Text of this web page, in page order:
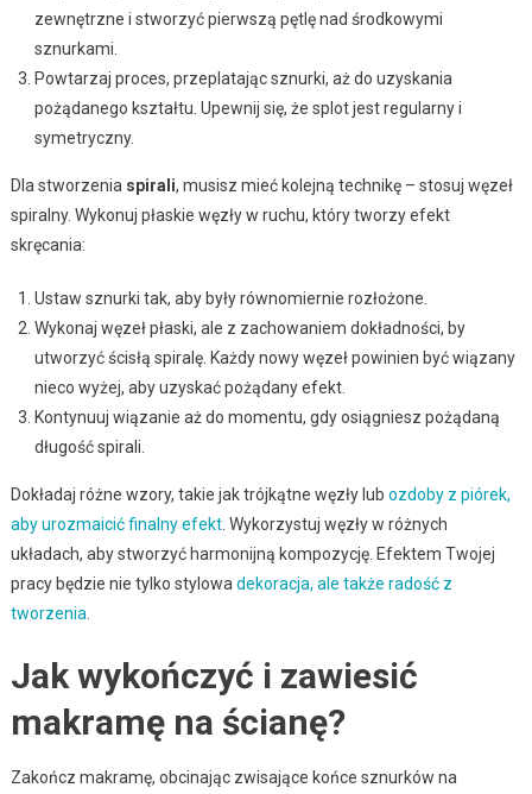
zewnętrzne i stworzyć pierwszą pętlę nad środkowymi
sznurkami.
Powtarzaj proces, przeplatając sznurki, aż do uzyskania
pożądanego kształtu. Upewnij się, że splot jest regularny i
symetryczny.
Dla stworzenia spirali, musisz mieć kolejną technikę – stosuj węzeł
spiralny. Wykonuj płaskie węzły w ruchu, który tworzy efekt
skręcania:
Ustaw sznurki tak, aby były równomiernie rozłożone.
Wykonaj węzeł płaski, ale z zachowaniem dokładności, by
utworzyć ścisłą spiralę. Każdy nowy węzeł powinien być wiązany
nieco wyżej, aby uzyskać pożądany efekt.
Kontynuuj wiązanie aż do momentu, gdy osiągniesz pożądaną
długość spirali.
Dokładaj różne wzory, takie jak trójkątne węzły lub ozdoby z piórek,
aby urozmaicić finalny efekt. Wykorzystuj węzły w różnych
układach, aby stworzyć harmonijną kompozycję. Efektem Twojej
pracy będzie nie tylko stylowa dekoracja, ale także radość z
tworzenia
Jak wykończyć i zawiesić
makramę na ścianę?
Zakończ makramę, obcinając zwisające końce sznurków na